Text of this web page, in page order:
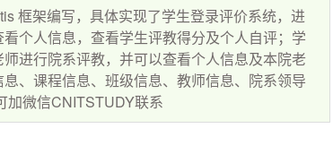
框架编写，具体实现了学生登录评价系统，进
个人信息，查看学生评教得分及个人自评；学
进行院系评教，并可以查看个人信息及本院老
、课程信息、班级信息、教师信息、院系领导
加微信CNITSTUDY联系